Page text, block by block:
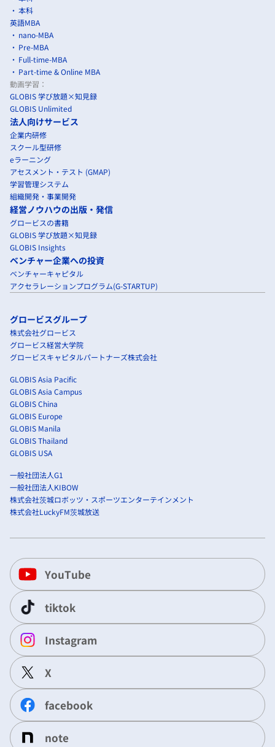
本科
英語MBA
nano-MBA
Pre-MBA
Full-time-MBA
Part-time & Online MBA
動画学習：
GLOBIS 学び放題×知見録
GLOBIS Unlimited
法人向けサービス
企業内研修
スクール型研修
eラーニング
アセスメント・テスト (GMAP)
学習管理システム
組織開発・事業開発
経営ノウハウの出版・発信
グロービスの書籍
GLOBIS 学び放題×知見録
GLOBIS Insights
ベンチャー企業への投資
ベンチャーキャピタル
アクセラレーションプログラム(G-STARTUP)
グロービスグループ
株式会社グロービス
グロービス経営大学院
グロービスキャピタルパートナーズ株式会社
GLOBIS Asia Pacific
GLOBIS Asia Campus
GLOBIS China
GLOBIS Europe
GLOBIS Manila
GLOBIS Thailand
GLOBIS USA
一般社団法人G1
一般社団法人KIBOW
株式会社茨城ロボッツ・スポーツエンターテインメント
株式会社LuckyFM茨城放送
YouTube
tiktok
Instagram
X
facebook
note